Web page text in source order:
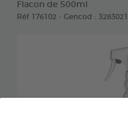
Flacon de 500ml
Réf 176102 - Gencod :